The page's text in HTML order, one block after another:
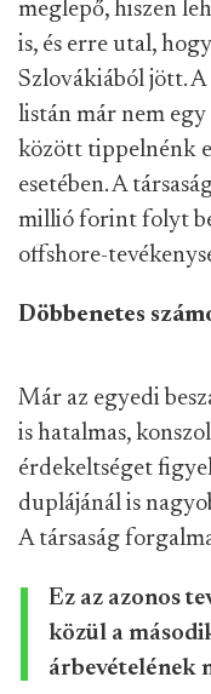
meglepő, hiszen
is, és erre utal,
Szlovákiából jött. A
listán már nem
között tippelnénk
esetében. A
millió forint folyt
offshore-
Döbbenetes
Már az egyedi
is hatalmas,
érdekeltséget
duplájánál is
A társaság
Ez az azonos
közül a
árbevételének